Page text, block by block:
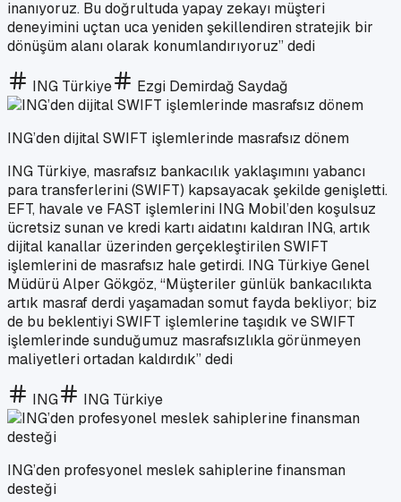
inanıyoruz. Bu doğrultuda yapay zekayı müşteri
deneyimini uçtan uca yeniden şekillendiren stratejik bir
dönüşüm alanı olarak konumlandırıyoruz” dedi
ING Türkiye Ezgi Demirdağ Saydağ
ING’den dijital SWIFT işlemlerinde masrafsız dönem
ING Türkiye, masrafsız bankacılık yaklaşımını yabancı
para transferlerini (SWIFT) kapsayacak şekilde genişletti.
EFT, havale ve FAST işlemlerini ING Mobil’den koşulsuz
ücretsiz sunan ve kredi kartı aidatını kaldıran ING, artık
dijital kanallar üzerinden gerçekleştirilen SWIFT
işlemlerini de masrafsız hale getirdi. ING Türkiye Genel
Müdürü Alper Gökgöz, “Müşteriler günlük bankacılıkta
artık masraf derdi yaşamadan somut fayda bekliyor; biz
de bu beklentiyi SWIFT işlemlerine taşıdık ve SWIFT
işlemlerinde sunduğumuz masrafsızlıkla görünmeyen
maliyetleri ortadan kaldırdık” dedi
ING ING Türkiye
ING’den profesyonel meslek sahiplerine finansman
desteği